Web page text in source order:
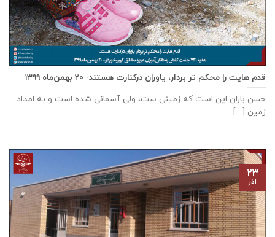
قدم هایت را محکم تر بردار، یاوران درکنارت هستند- ۲۰ بهمن‌ماه ۱۳۹۹
حسن باران این است که زمینی ست، ولی آسمانی شده است و به امداد
زمین [...]
۲۳
آذر